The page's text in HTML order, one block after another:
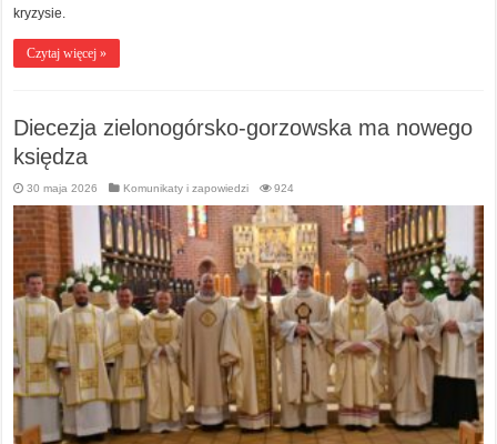
kryzysie.
Czytaj więcej »
Diecezja zielonogórsko-gorzowska ma nowego
księdza
30 maja 2026 Komunikaty i zapowiedzi 924